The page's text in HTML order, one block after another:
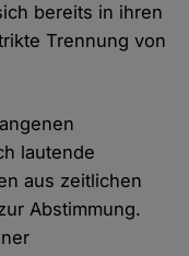
bereits in ihren
Trennung von
lautende
aus zeitlichen
Abstimmung.